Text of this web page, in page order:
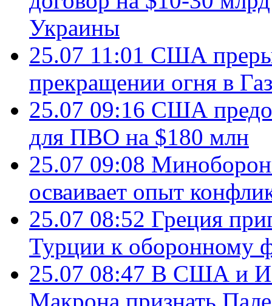
Украины
25.07 11:01 США
прекращении огня в
25.07 09:16 США
для ПВО на $180 млн
25.07 09:08
осваивает опыт
25.07 08:52 Греция
Турции к оборонному
25.07 08:47 В США и
Макрона признать